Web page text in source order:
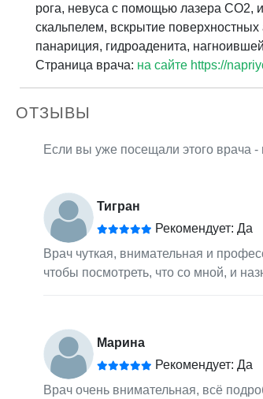
рога, невуса с помощью лазера СО2,
скальпелем, вскрытие
панариция, гидроаденита,
Страница врача: на сайте https://
ОТЗЫВЫ
Если вы уже посещали этого врача -
Тигран
Рекомендует: Да
Врач чуткая, внимательная и
чтобы посмотреть, что со мной, и
Марина
Рекомендует: Да
Врач очень внимательная, всё